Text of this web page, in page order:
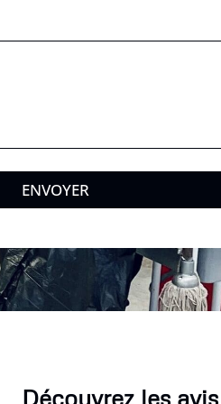
ENVOYER
Découvrez les